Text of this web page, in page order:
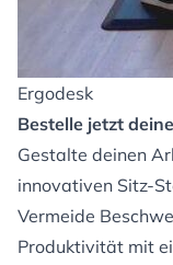
Ergodesk
Bestelle jetzt
Gestalte deinen
innovativen Sitz-
Vermeide
Produktivität mit